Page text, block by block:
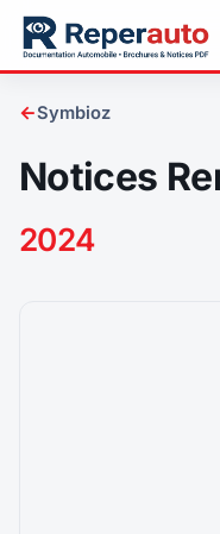
←Symbioz
Notices
2024